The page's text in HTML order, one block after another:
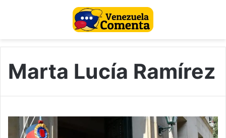
Marta Lucía Ramírez